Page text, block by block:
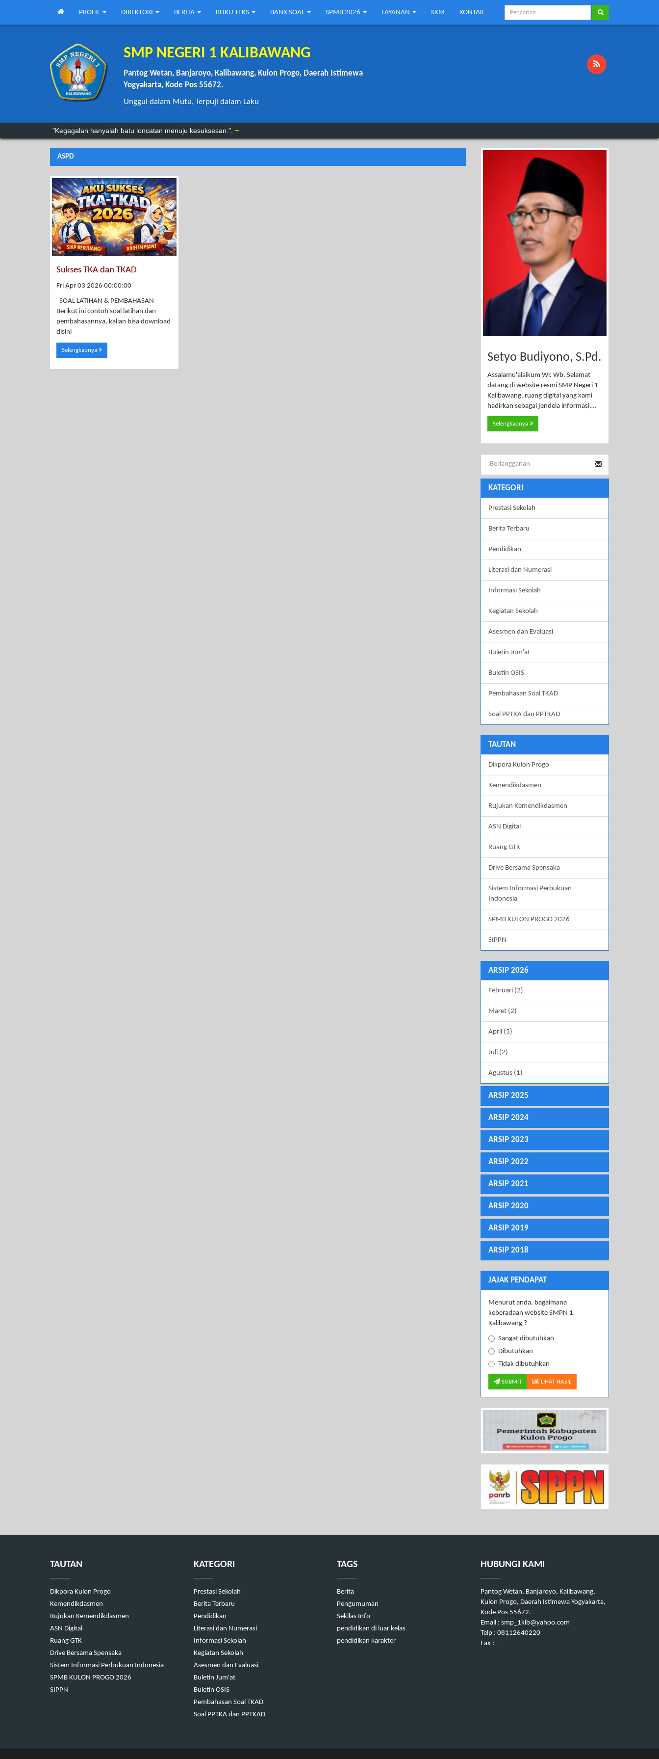
PROFIL DIREKTORI BERITA BUKU TEKS BANK SOAL SPMB 2026 LAYANAN SKM KONTAK
SMP NEGERI 1 KALIBAWANG
Pantog Wetan, Banjaroyo, Kalibawang, Kulon Progo, Daerah Istimewa
Yogyakarta, Kode Pos 55672.
Unggul dalam Mutu, Terpuji dalam Laku
"Kegagalan hanyalah batu loncatan menuju kesuksesan.". ~
“Anda mungkin bisa menunda, tapi waktu tidak akan menunggu.”.Benjamin Franklin
ASPD
Sukses TKA dan TKAD
Fri Apr 03 2026 00:00:00
SOAL LATIHAN & PEMBAHASAN
Berikut ini contoh soal latihan dan
pembahasannya, kalian bisa download
disini
Selengkapnya
Setyo Budiyono, S.Pd.
Assalamu'alaikum Wr. Wb. Selamat
datang di website resmi SMP Negeri 1
Kalibawang, ruang digital yang kami
hadirkan sebagai jendela informasi,…
Selengkapnya
KATEGORI
Prestasi Sekolah
Berita Terbaru
Pendidikan
Literasi dan Numerasi
Informasi Sekolah
Kegiatan Sekolah
Asesmen dan Evaluasi
Buletin Jum'at
Buletin OSIS
Pembahasan Soal TKAD
Soal PPTKA dan PPTKAD
TAUTAN
Dikpora Kulon Progo
Kemendikdasmen
Rujukan Kemendikdasmen
ASN Digital
Ruang GTK
Drive Bersama Spensaka
Sistem Informasi Perbukuan
Indonesia
SPMB KULON PROGO 2026
SIPPN
ARSIP 2026
Februari (2)
Maret (2)
April (5)
Juli (2)
Agustus (1)
ARSIP 2025
ARSIP 2024
ARSIP 2023
ARSIP 2022
ARSIP 2021
ARSIP 2020
ARSIP 2019
ARSIP 2018
JAJAK PENDAPAT
Menurut anda, bagaimana
keberadaan website SMPN 1
Kalibawang ?
Sangat dibutuhkan
Dibutuhkan
Tidak dibutuhkan
SUBMIT LIHAT HASIL
TAUTAN
Dikpora Kulon Progo
Kemendikdasmen
Rujukan Kemendikdasmen
ASN Digital
Ruang GTK
Drive Bersama Spensaka
Sistem Informasi Perbukuan Indonesia
SPMB KULON PROGO 2026
SIPPN
KATEGORI
Prestasi Sekolah
Berita Terbaru
Pendidikan
Literasi dan Numerasi
Informasi Sekolah
Kegiatan Sekolah
Asesmen dan Evaluasi
Buletin Jum'at
Buletin OSIS
Pembahasan Soal TKAD
Soal PPTKA dan PPTKAD
TAGS
Berita
Pengumuman
Sekilas Info
pendidikan di luar kelas
pendidikan karakter
HUBUNGI KAMI
Pantog Wetan, Banjaroyo, Kalibawang,
Kulon Progo, Daerah Istimewa Yogyakarta,
Kode Pos 55672.
Email : smp_1klb@yahoo.com
Telp : 08112640220
Fax : -